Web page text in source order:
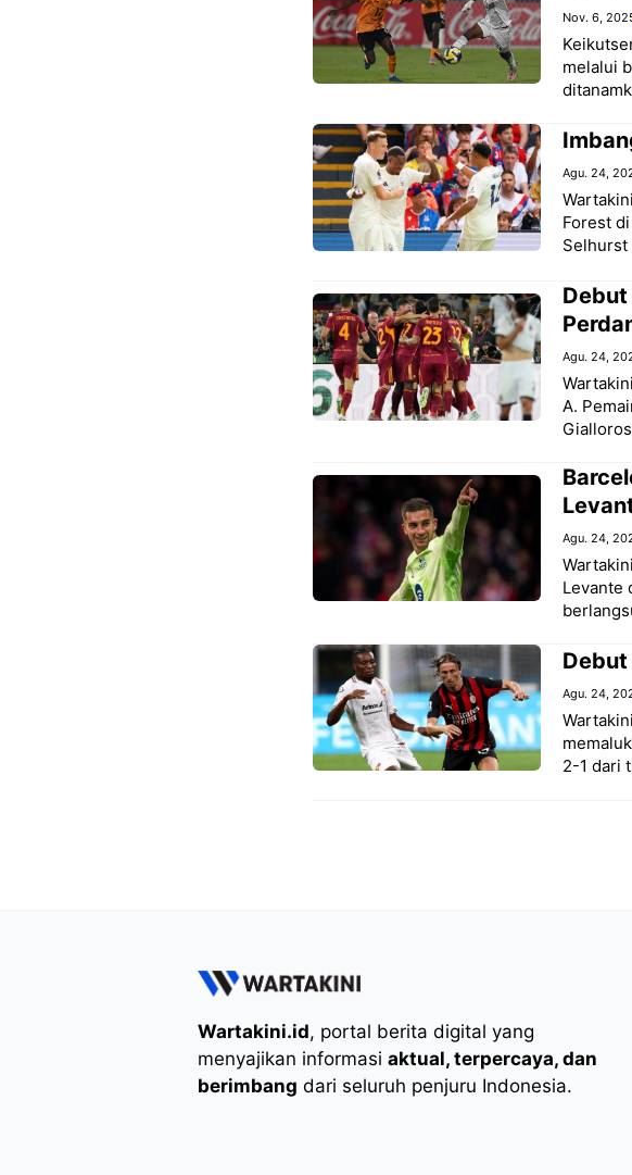
Nov. 6,
melalui
Agu. 24,
Forest
Selhurst
Debut
Agu. 24,
A.
Agu. 24,
Levante
Agu. 24,
2-1 dari
Wartakini.id, portal berita digital yang
menyajikan informasi aktual, terpercaya, dan
berimbang dari seluruh penjuru Indonesia.